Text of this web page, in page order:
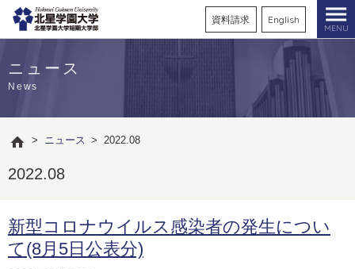
資料請求 English
MENU
ニュース
News
> ニュース > 2022.08
2022.08
新型コロナウイルス感染者の発生につい
て(8月5日公表分)